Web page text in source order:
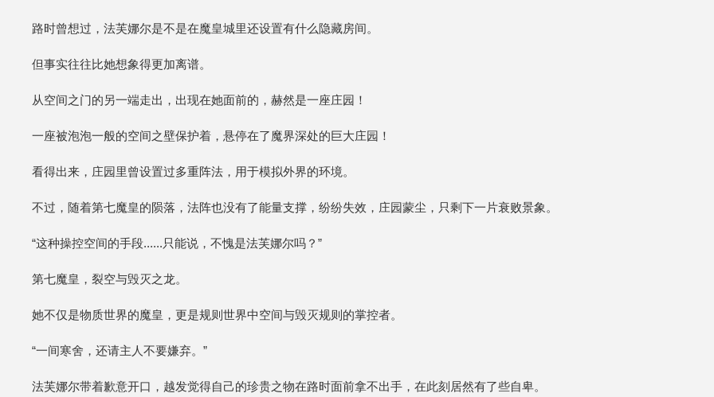
路时曾想过，法芙娜尔是不是在魔皇城里还设置有什么隐藏房间。
但事实往往比她想象得更加离谱。
从空间之门的另一端走出，出现在她面前的，赫然是一座庄园！
一座被泡泡一般的空间之壁保护着，悬停在了魔界深处的巨大庄园！
看得出来，庄园里曾设置过多重阵法，用于模拟外界的环境。
不过，随着第七魔皇的陨落，法阵也没有了能量支撑，纷纷失效，庄园蒙尘，只剩下一片衰败景象。
“这种操控空间的手段......只能说，不愧是法芙娜尔吗？”
第七魔皇，裂空与毁灭之龙。
她不仅是物质世界的魔皇，更是规则世界中空间与毁灭规则的掌控者。
“一间寒舍，还请主人不要嫌弃。”
法芙娜尔带着歉意开口，越发觉得自己的珍贵之物在路时面前拿不出手，在此刻居然有了些自卑。